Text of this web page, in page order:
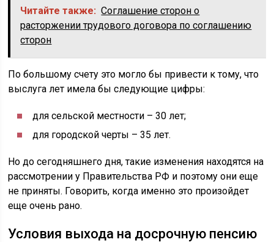
Читайте также: Соглашение сторон о
расторжении трудового договора по соглашению
сторон
По большому счету это могло бы привести к тому, что
выслуга лет имела бы следующие цифры:
для сельской местности – 30 лет;
для городской черты – 35 лет.
Но до сегодняшнего дня, такие изменения находятся на
рассмотрении у Правительства РФ и поэтому они еще
не приняты. Говорить, когда именно это произойдет
еще очень рано.
Условия выхода на досрочную пенсию